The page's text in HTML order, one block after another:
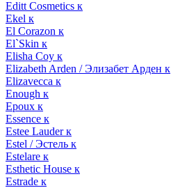
Editt Cosmetics к
Ekel к
El Corazon к
El`Skin к
Elisha Coy к
Elizabeth Arden / Элизабет Арден к
Elizavecca к
Enough к
Epoux к
Essence к
Estee Lauder к
Estel / Эстель к
Estelare к
Esthetic House к
Estrade к